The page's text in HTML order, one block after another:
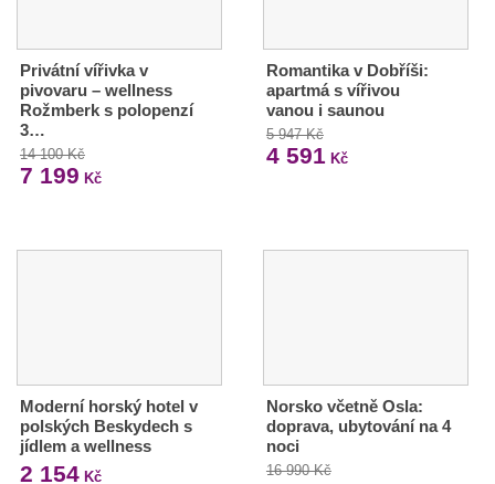
Privátní vířivka v
pivovaru – wellness
Rožmberk s polopenzí
3…
14 100 Kč
7 199 Kč
Romantika v Dobříši:
apartmá s vířivou
vanou i saunou
5 947 Kč
4 591 Kč
Moderní horský hotel v
polských Beskydech s
jídlem a wellness
2 154 Kč
Norsko včetně Osla:
doprava, ubytování na 4
noci
16 990 Kč